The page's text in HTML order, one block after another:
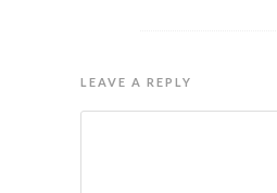
LEAVE A REPLY